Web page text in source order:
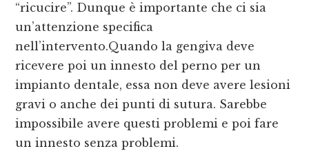
“ricucire”. Dunque è importante che ci sia
un’attenzione specifica
nell’intervento.Quando la gengiva deve
ricevere poi un innesto del perno per un
impianto dentale, essa non deve avere lesioni
gravi o anche dei punti di sutura. Sarebbe
impossibile avere questi problemi e poi fare
un innesto senza problemi.